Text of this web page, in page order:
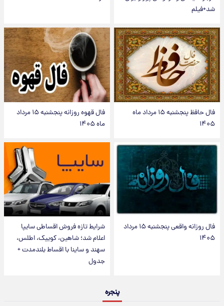
شد+فیلم
فال حافظ پنجشنبه ۱۵ مرداد ماه
۱۴۰۵
فال قهوه روزانه پنجشنبه ۱۵ مرداد
ماه ۱۴۰۵
فال روزانه واقعی پنجشنبه ۱۵ مرداد
۱۴۰۵
شرایط تازه فروش اقساطی سایپا
اعلام شد؛ شاهین، کوییک، اطلس،
سهند و ساینا با اقساط بلندمدت +
جدول
پنجره